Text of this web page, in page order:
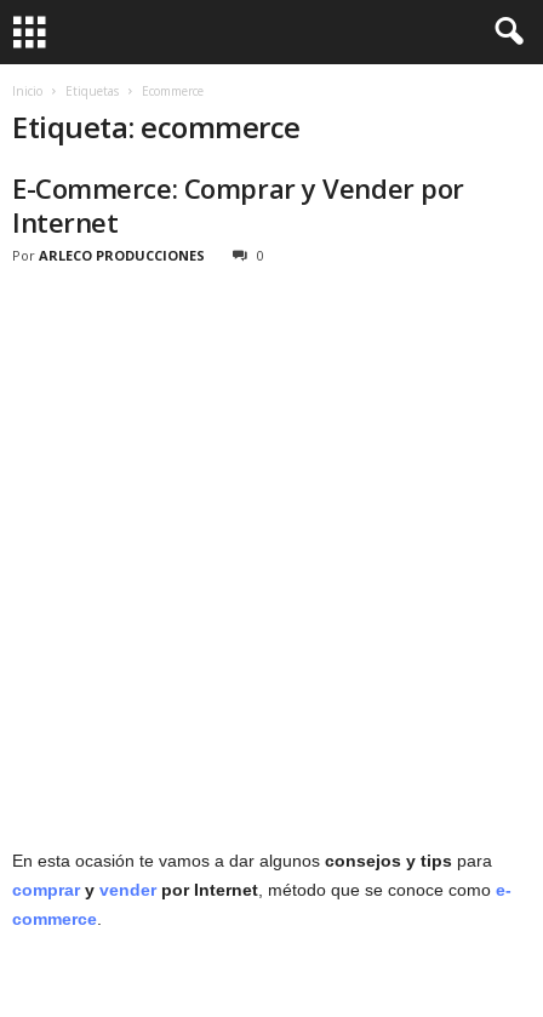
Inicio Etiquetas Ecommerce
Etiqueta: ecommerce
E-Commerce: Comprar y Vender por
Internet
Por ARLECO PRODUCCIONES 0
En esta ocasión te vamos a dar algunos consejos y tips para
comprary venderpor Internet , método que se conoce como e-
commerce